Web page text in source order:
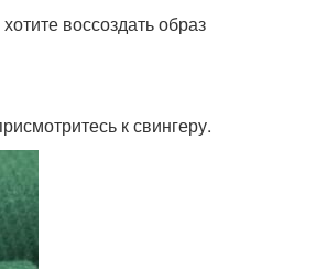
воссоздать образ
к свингеру.